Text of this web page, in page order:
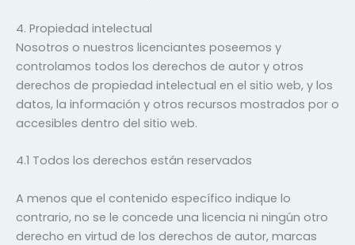
4. Propiedad intelectual
Nosotros o nuestros licenciantes poseemos y
controlamos todos los derechos de autor y otros
derechos de propiedad intelectual en el sitio web, y los
datos, la información y otros recursos mostrados por o
accesibles dentro del sitio web.
4.1 Todos los derechos están reservados
A menos que el contenido específico indique lo
contrario, no se le concede una licencia ni ningún otro
derecho en virtud de los derechos de autor, marcas